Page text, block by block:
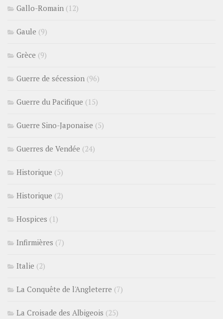
Gallo-Romain (12)
Gaule (9)
Grèce (9)
Guerre de sécession (96)
Guerre du Pacifique (15)
Guerre Sino-Japonaise (5)
Guerres de Vendée (24)
Historique (5)
Historique (2)
Hospices (1)
Infirmières (7)
Italie (2)
La Conquête de l'Angleterre (7)
La Croisade des Albigeois (25)